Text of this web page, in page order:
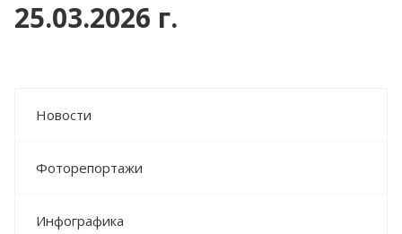
25.03.2026 г.
Новости
Фоторепортажи
Инфографика